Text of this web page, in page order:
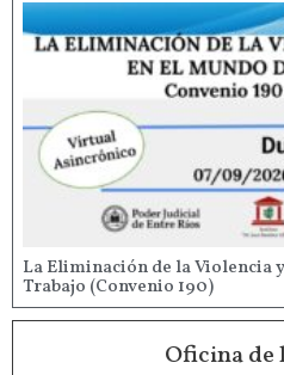
La Eliminación de la Violencia
Trabajo (Convenio 190)
Oficina de